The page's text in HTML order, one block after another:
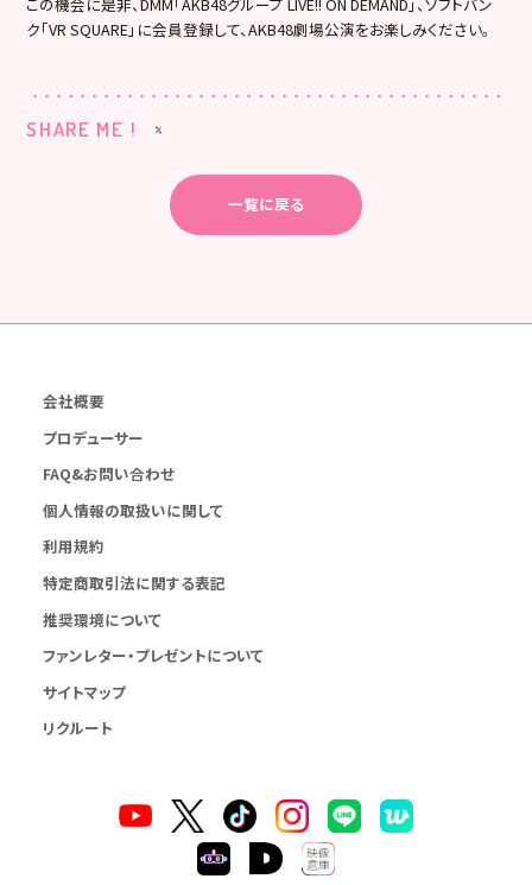
ク「VR SQUARE」に会員登録して、AKB48劇場公演をお楽しみください。
SHARE ME !
一覧に戻る
会社概要
プロデューサー
FAQ&お問い合わせ
個人情報の取扱いに関して
利用規約
特定商取引法に関する表記
推奨環境について
ファンレター・プレゼントについて
サイトマップ
リクルート